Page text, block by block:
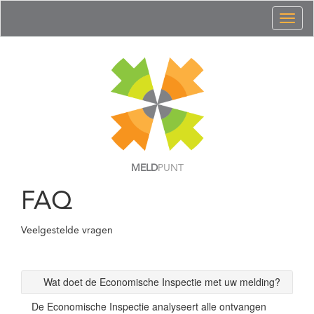
MELDPUNT
FAQ
Veelgestelde vragen
Wat doet de Economische Inspectie met uw melding?
De Economische Inspectie analyseert alle ontvangen